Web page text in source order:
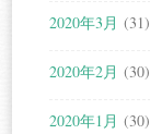
2020年3月 (31)
2020年2月 (30)
2020年1月 (30)